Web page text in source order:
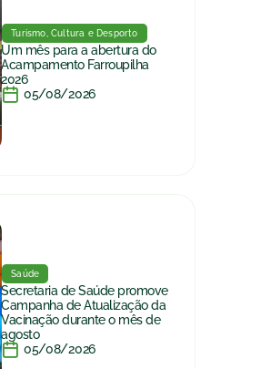
Turismo, Cultura e Desporto
Um mês para a abertura do
Acampamento Farroupilha
2026
05/08/2026
Saúde
Secretaria de Saúde promove
Campanha de Atualização da
Vacinação durante o mês de
agosto
05/08/2026